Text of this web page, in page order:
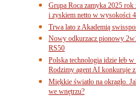
Grupa Roca zamyka 2025
i zyskiem netto w wysokości
Trwa lato z Akademią
Nowy odkurzacz pionowy
RS50
Polska technologia idzie łeb
Rodzimy agent AI konkuruje
Miękkie światło na okrągło.
we wnętrzu?